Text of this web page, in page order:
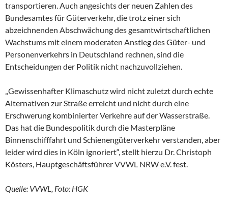
transportieren. Auch angesichts der neuen Zahlen des
Bundesamtes für Güterverkehr, die trotz einer sich
abzeichnenden Abschwächung des gesamtwirtschaftlichen
Wachstums mit einem moderaten Anstieg des Güter- und
Personenverkehrs in Deutschland rechnen, sind die
Entscheidungen der Politik nicht nachzuvollziehen.
„Gewissenhafter Klimaschutz wird nicht zuletzt durch echte
Alternativen zur Straße erreicht und nicht durch eine
Erschwerung kombinierter Verkehre auf der Wasserstraße.
Das hat die Bundespolitik durch die Masterpläne
Binnenschifffahrt und Schienengüterverkehr verstanden, aber
leider wird dies in Köln ignoriert“, stellt hierzu Dr. Christoph
Kösters, Hauptgeschäftsführer VVWL NRW e.V. fest.
Quelle: VVWL, Foto: HGK